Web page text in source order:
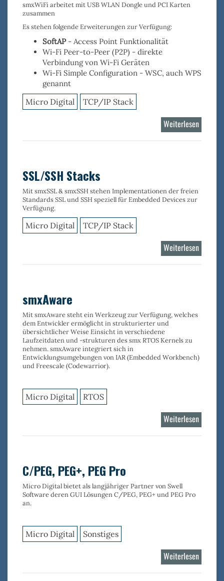
smxWiFi arbeitet mit USB WLAN Dongle und PCI Karten
zusammen
Es stehen folgende Erweiterungen zur Verfügung:
SoftAP- Access Point Funktionalität
Wi-Fi Peer-to-Peer (P2P) - direkte
Verbindung von Wi-Fi Geräten
Wi-Fi Simple Configuration - WSC, auch WPS
genannt
Micro Digital TCP/IP Stack
Weiterlesen
Wi-
SSL/SSH Stacks
Mit smxSSL & smxSSH stehen Implementationen der freien
Standards SSL und SSH speziell für Embedded Devices zur
Verfügung.
Micro Digital TCP/IP Stack
Weiterlesen
SSL/
smxAware
MitsmxAwaresteht ein Werkzeug zur Verfügung, welches
dem Entwickler ermöglicht in strukturierter und
übersichtlicher Weise Einsicht in verschiedene
Laufzeitdaten und -strukturen des smx RTOS Kernelszu
nehmen. smxAware integriert sich in
Entwicklungsumgebungen von IAR (Embedded Workbench)
und Freescale (Codewarrior).
Micro Digital RTOS
Weiterlesen
C/PEG, PEG+, PEG Pro
Micro Digital bietet als langjähriger Partner von Swell
Software deren GUI Lösungen C/PEG, PEG+ und PEG Pro
an.
Micro Digital Sonstiges
Weiterlesen
C/PEG,